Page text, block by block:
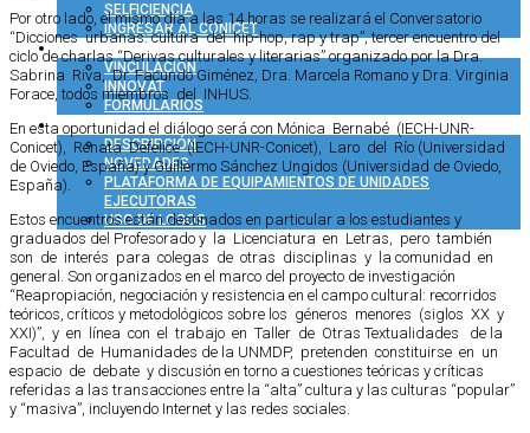
SELFICIENCIA
INGRESAR AL CONICET
VINCULACIÓN TECNOLÓGICA
VINCULACIÓN
INNOVAT
FORMULARIOS
COMUNIDAD CONICET
DESCRIPCIÓN
NOVEDADES
PLATAFORMA DE EQUIPAMIENTOS DE UNIDADES
EJECUTORAS
USO DE LOGOS
Por otro lado, el mismo día a las 14 horas se realizará el Conversatorio
“Dicciones urbanas: cultura del hip-hop, rap y trap”, tercer encuentro del
ciclo de charlas “Derivas culturales y literarias” organizado por la Dra.
Sabrina Riva, Dr. Facundo Giménez, Dra. Marcela Romano y Dra. Virginia
Forace, todos miembros del INHUS.
En esta oportunidad el diálogo será con Mónica Bernabé (IECH-UNR-
Conicet), Renata Defelice (IECH-UNR-Conicet), Laro del Río (Universidad
de Oviedo, España) y Guillermo Sánchez Ungidos (Universidad de Oviedo,
España).
Estos encuentros están destinados en particular a los estudiantes y
graduados del Profesorado y la Licenciatura en Letras, pero también
son de interés para colegas de otras disciplinas y la comunidad en
general. Son organizados en el marco del proyecto de investigación
“Reapropiación, negociación y resistencia en el campo cultural: recorridos
teóricos, críticos y metodológicos sobre los géneros menores (siglos XX y
XXI)”, y en línea con el trabajo en Taller de Otras Textualidades de la
Facultad de Humanidades de la UNMDP, pretenden constituirse en un
espacio de debate y discusión en torno a cuestiones teóricas y críticas
referidas a las transacciones entre la “alta” cultura y las culturas “popular”
y “masiva”, incluyendo Internet y las redes sociales.